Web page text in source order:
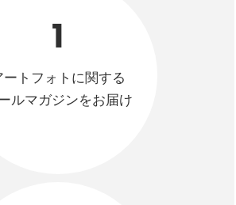
1
ートフォトに関する
ルマガジンをお届け